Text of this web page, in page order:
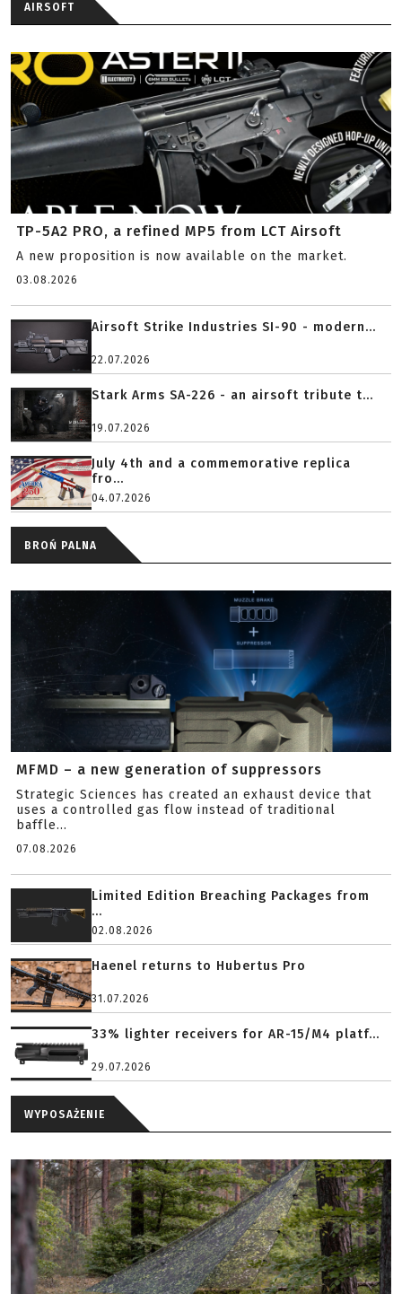
AIRSOFT
TP-5A2 PRO, a refined MP5 from LCT Airsoft
A new proposition is now available on the market.
03.08.2026
Airsoft Strike Industries SI-90 - modern...
22.07.2026
Stark Arms SA-226 - an airsoft tribute t...
19.07.2026
July 4th and a commemorative replica
fro...
04.07.2026
BROŃ PALNA
MFMD – a new generation of suppressors
Strategic Sciences has created an exhaust device that
uses a controlled gas flow instead of traditional
baffle...
07.08.2026
Limited Edition Breaching Packages from
...
02.08.2026
Haenel returns to Hubertus Pro
31.07.2026
33% lighter receivers for AR-15/M4 platf...
29.07.2026
WYPOSAŻENIE